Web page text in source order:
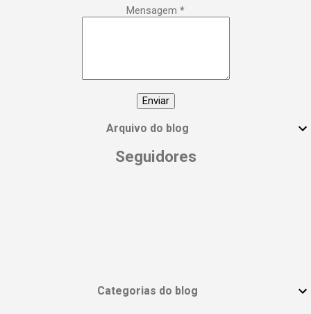
acima de tudo, extraordinária. Esse é o seu
#DiaInternacionalDaMulher
#EmpoderamentoFeminino
#MulheresPoderosas #VocêÉUmaDeusa
Mensagem *
Arquivo do blog
Seguidores
Categorias do blog